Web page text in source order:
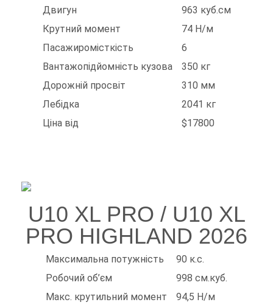
Двигун
963 куб.см
Крутний момент
74 Н/м
Пасажиромісткість
6
Вантажопідйомність кузова
350 кг
Дорожній просвіт
310 мм
Лебідка
2041 кг
Ціна від
$17800
U10 XL PRO / U10 XL
PRO HIGHLAND 2026
Максимальна потужність
90 к.с.
Робочий об’єм
998 см.куб.
Макс. крутильний момент
94,5 Н/м